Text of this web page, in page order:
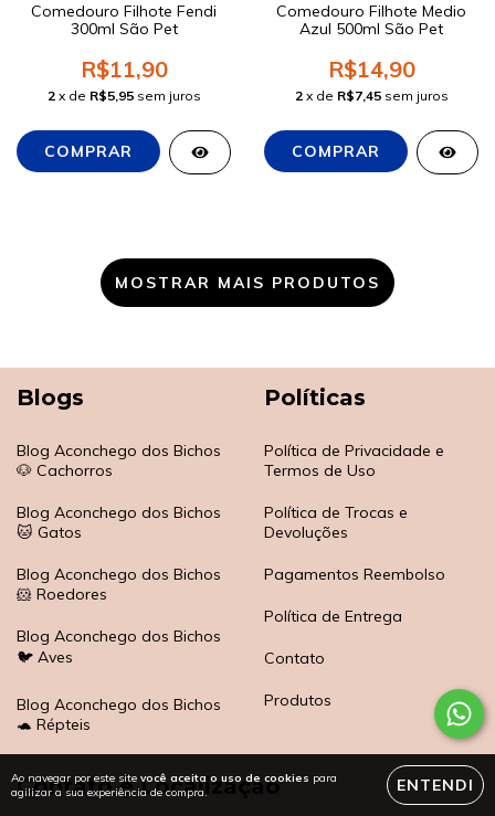
Ao navegar por este site você aceita o uso de cookies para
agilizar a sua experiência de compra.
ENTENDI
Comedouro Filhote Fendi
300ml São Pet
R$11,90
2 x de R$5,95 sem juros
Comedouro Filhote Medio
Azul 500ml São Pet
R$14,90
2 x de R$7,45 sem juros
MOSTRAR MAIS PRODUTOS
Blogs
Blog Aconchego dos Bichos
🐶 Cachorros
Blog Aconchego dos Bichos
🐱 Gatos
Blog Aconchego dos Bichos
🐹 Roedores
Blog Aconchego dos Bichos
🐦 Aves
Blog Aconchego dos Bichos
🐢 Répteis
Políticas
Política de Privacidade e
Termos de Uso
Política de Trocas e
Devoluções
Pagamentos Reembolso
Política de Entrega
Contato
Produtos
Contato e Localizaçao